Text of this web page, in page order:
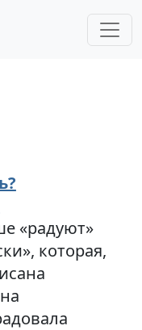
«радуют»
которая,